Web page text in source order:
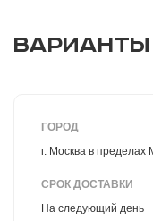
ГОРОД
г. Москва в пределах
СРОК ДОСТАВКИ
На следующий день